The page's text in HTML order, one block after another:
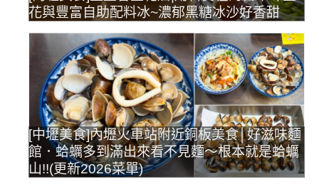
花與豐富自助配料冰~濃郁黑糖冰沙好香甜
[中壢美食]內壢火車站附近銅板美食│好滋味麵
館．蛤蠣多到滿出來看不見麵～根本就是蛤蠣
山!!(更新2026菜單)